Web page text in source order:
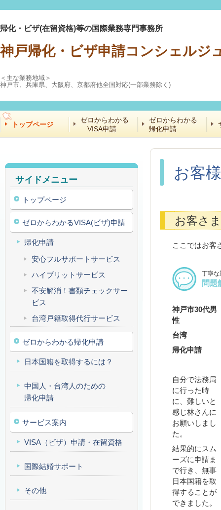
帰化・ビザ(在留資格)等の国際業務専門事務所
神戸帰化・ビザ申請コンシェルジ
＜主な業務地域＞
神戸市、兵庫県、大阪府、京都府他全国対応(一部業務除く)
トップページ
ゼロからわかる
VISA申請
ゼロからわかる
帰化申請
お客
お客さ
ここではお客
丁寧な
問題
神戸市30代男
性
台湾
帰化申請
自分で法務局
に行った時
に、難しいと
感じ林さんに
お願いしまし
た。
結果的にスム
ーズに申請ま
で行き、無事
日本国籍を取
得することが
できました。
サイドメニュー
トップページ
ゼロからわかるVISA(ビザ)申請
帰化申請
安心フルサポートサービス
ハイブリットサービス
不安解消！書類チェックサー
ビス
台湾戸籍取得代行サービス
ゼロからわかる帰化申請
日本国籍を取得するには？
中国人・台湾人のための
帰化申請
サービス案内
VISA（ビザ）申請・在留資格
国際結婚サポート
その他